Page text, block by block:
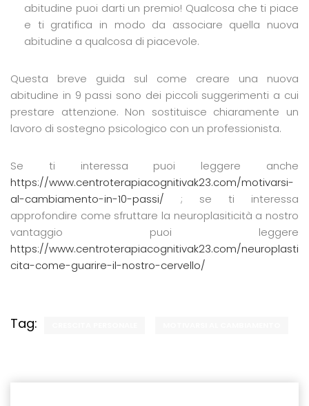
abitudine puoi darti un premio! Qualcosa che ti piace
e ti gratifica in modo da associare quella nuova
abitudine a qualcosa di piacevole.
Questa breve guida sul come creare una nuova
abitudine in 9 passi sono dei piccoli suggerimenti a cui
prestare attenzione. Non sostituisce chiaramente un
lavoro di sostegno psicologico con un professionista.
Se ti interessa puoi leggere anche
https://www.centroterapiacognitivak23.com/motivarsi-
al-cambiamento-in-10-passi/ ; se ti interessa
approfondire come sfruttare la neuroplasiticità a nostro
vantaggio puoi leggere
https://www.centroterapiacognitivak23.com/neuroplasti
cita-come-guarire-il-nostro-cervello/
Tag: